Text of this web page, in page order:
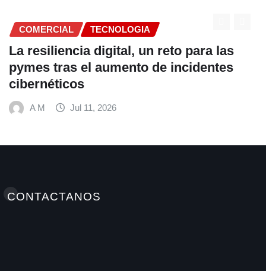
las
COMERCIAL
Fundación Ficohsa fortalece
alimentación escolar y